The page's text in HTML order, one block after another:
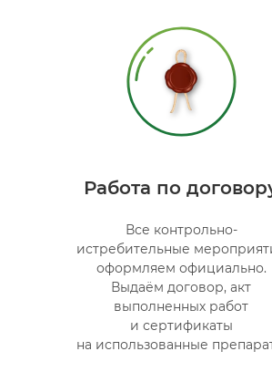
Работа по
Все контрольно-
истребительные
оформляем официально.
Выдаём договор, акт
выполненных работ
и сертификаты
на использованные